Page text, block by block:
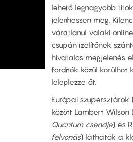
lehető legnagyobb
jelenhessen meg.
váratlanul valaki
csupán ízelítőnek
hivatalos megjelenés
fordítók közül kerülhet
leleplezze őt.
Európai szupersztárok
között Lambert Wilson (
Quantum csendje) és
felvonás) láthatók a